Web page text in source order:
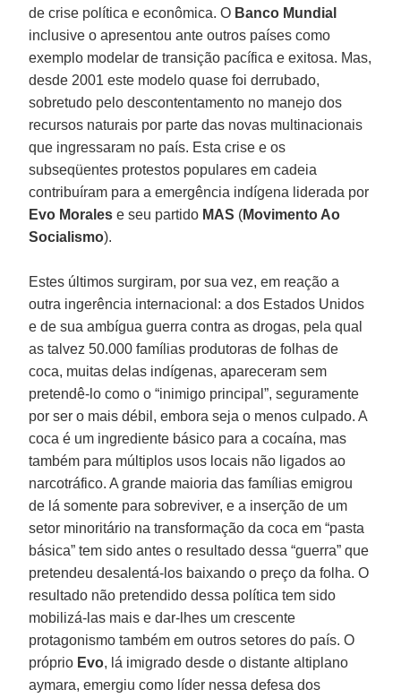
de crise política e econômica. O Banco Mundial
inclusive o apresentou ante outros países como
exemplo modelar de transição pacífica e exitosa. Mas,
desde 2001 este modelo quase foi derrubado,
sobretudo pelo descontentamento no manejo dos
recursos naturais por parte das novas multinacionais
que ingressaram no país. Esta crise e os
subseqüentes protestos populares em cadeia
contribuíram para a emergência indígena liderada por
Evo Morales e seu partido MAS (Movimento Ao
Socialismo).
Estes últimos surgiram, por sua vez, em reação a
outra ingerência internacional: a dos Estados Unidos
e de sua ambígua guerra contra as drogas, pela qual
as talvez 50.000 famílias produtoras de folhas de
coca, muitas delas indígenas, apareceram sem
pretendê-lo como o “inimigo principal”, seguramente
por ser o mais débil, embora seja o menos culpado. A
coca é um ingrediente básico para a cocaína, mas
também para múltiplos usos locais não ligados ao
narcotráfico. A grande maioria das famílias emigrou
de lá somente para sobreviver, e a inserção de um
setor minoritário na transformação da coca em “pasta
básica” tem sido antes o resultado dessa “guerra” que
pretendeu desalentá-los baixando o preço da folha. O
resultado não pretendido dessa política tem sido
mobilizá-las mais e dar-lhes um crescente
protagonismo também em outros setores do país. O
próprio Evo, lá imigrado desde o distante altiplano
aymara, emergiu como líder nessa defesa dos